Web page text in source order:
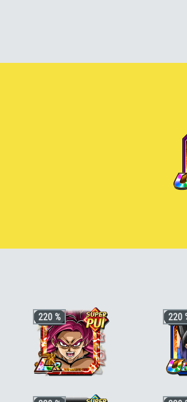
220 %
+3 ki, +200% HP & +170% ATT/DEF
220
+3 ki,